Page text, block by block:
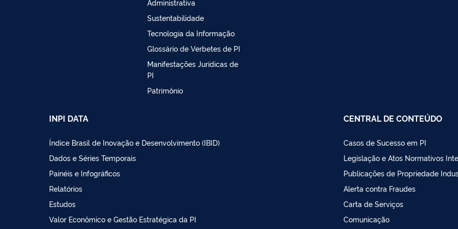
Administrativa
Sustentabilidade
Tecnologia da Informação
Glossário de Verbetes de PI
Manifestações Jurídicas de
PI
Patrimônio
INPI DATA
Índice Brasil de Inovação e Desenvolvimento (IBID)
Dados e Séries Temporais
Painéis e Infográficos
Relatórios
Estudos
Valor Econômico e Gestão Estratégica da PI
CENTRAL DE CONTEÚDO
Casos de Sucesso em PI
Legislação e Atos Normativos
Publicações de Propriedade
Alerta contra Fraudes
Carta de Serviços
Comunicação